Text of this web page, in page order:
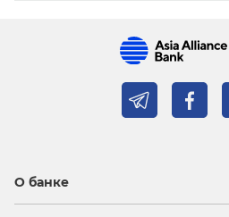
О банке